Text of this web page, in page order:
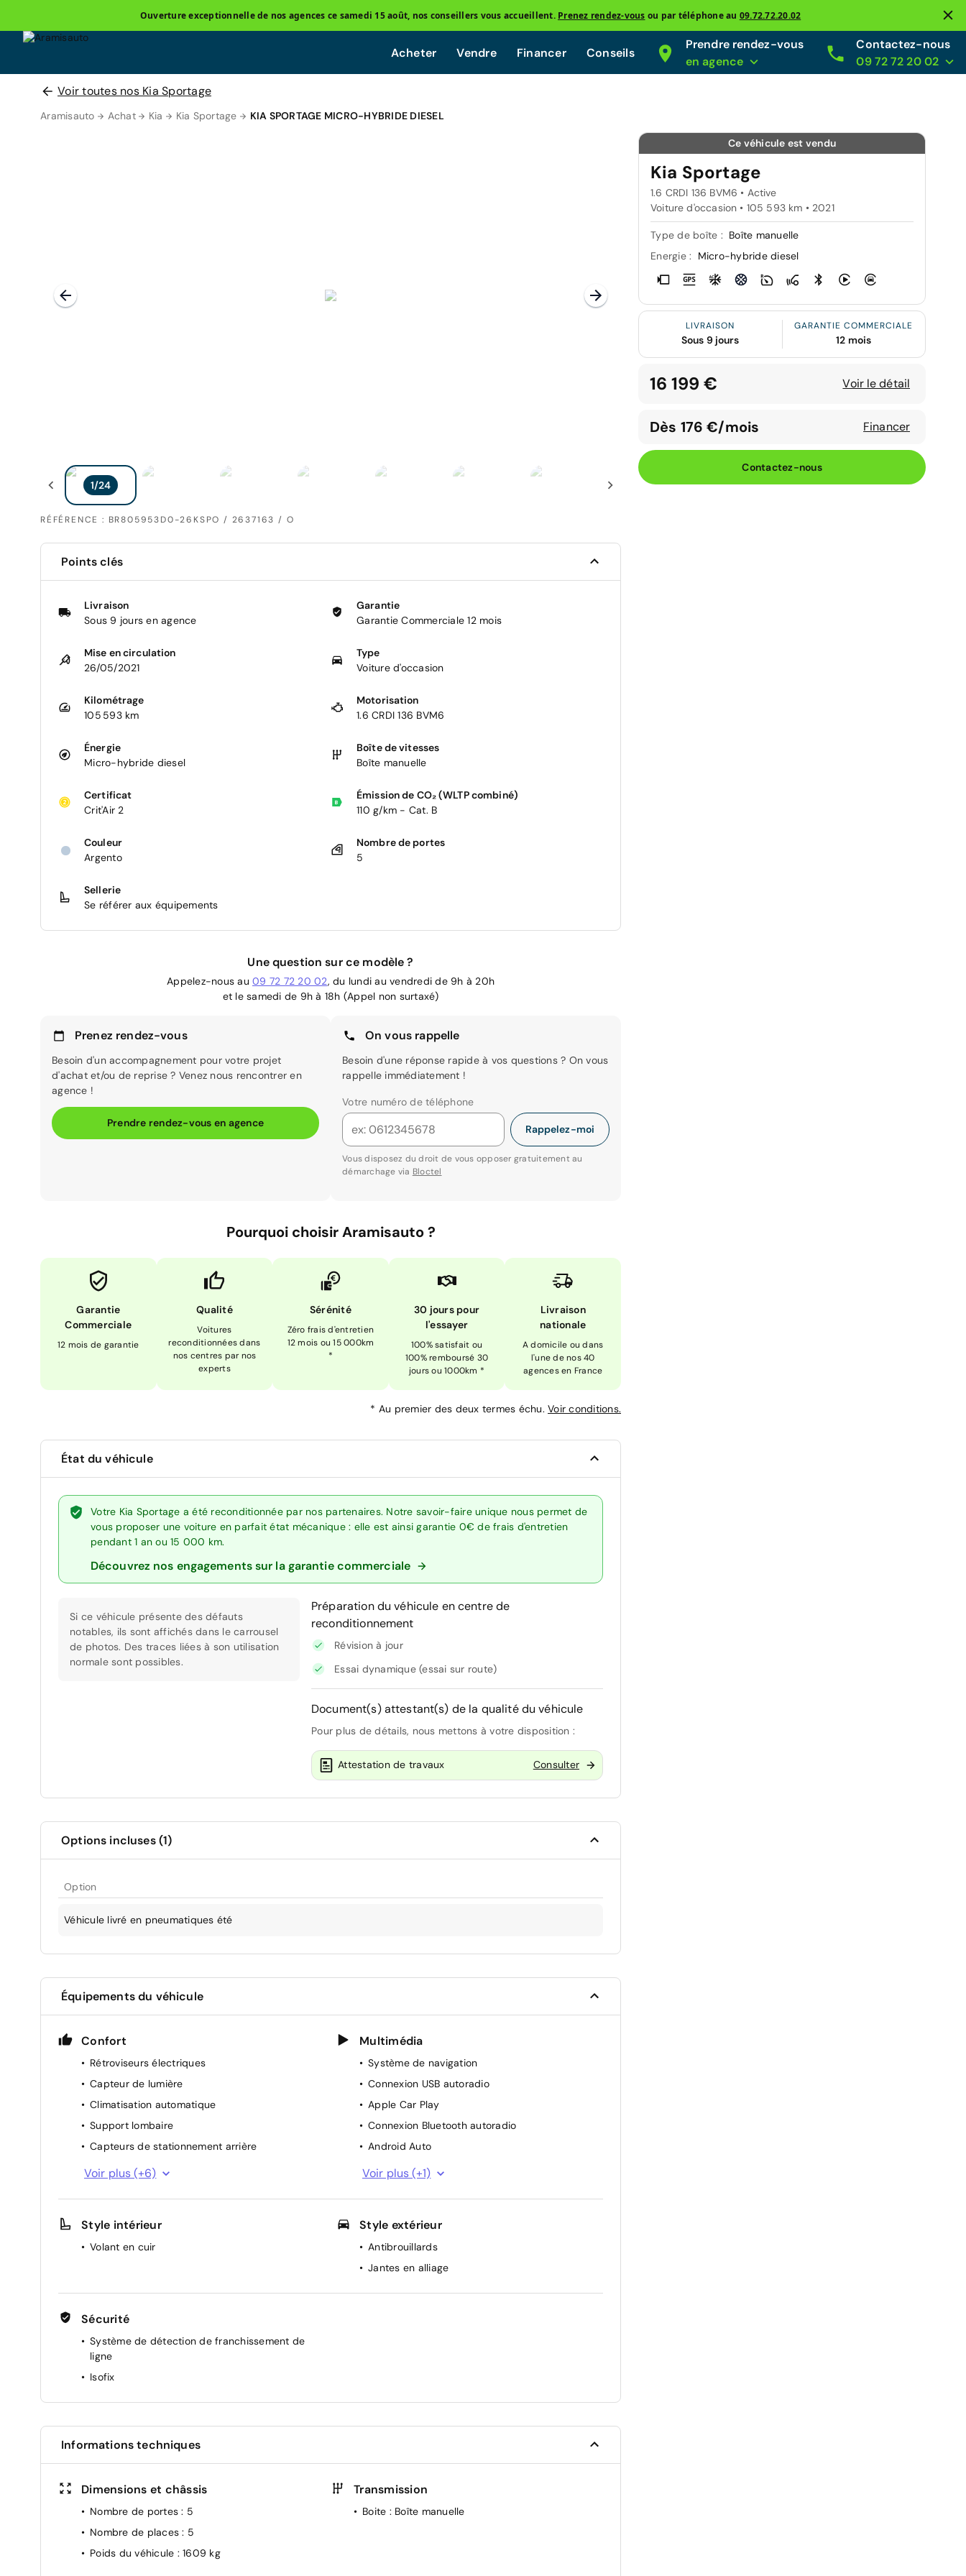
Ouverture exceptionnelle de nos agences ce samedi 15 août, nos conseillers vous accueillent. Prenez rendez-vous ou par téléphone au 09.72.72.20.02
Acheter Vendre Financer Conseils
Prendre rendez-vous
en agence
Contactez-nous
09 72 72 20 02
Voir toutes nos Kia Sportage
Aramisauto Achat Kia Kia Sportage KIA SPORTAGE MICRO-HYBRIDE DIESEL
RÉFÉRENCE : BR805953D0-26KSPO / 2637163 / O
Ce véhicule est vendu
Kia Sportage
1.6 CRDI 136 BVM6 • Active
Voiture d'occasion • 105 593 km • 2021
Type de boîte : Boîte manuelle
Energie :
Micro-hybride diesel
LIVRAISON
Sous 9 jours
GARANTIE COMMERCIALE
12 mois
16 199 € Voir le détail
Dès 176 €/mois Financer
Contactez-nous
Points clés
Livraison
Sous 9 jours en agence
Garantie
Garantie Commerciale 12 mois
Mise en circulation
26/05/2021
Type
Voiture d'occasion
Kilométrage
105 593 km
Motorisation
1.6 CRDI 136 BVM6
Énergie
Micro-hybride diesel
Boîte de vitesses
Boîte manuelle
Certificat
Crit'Air 2
Émission de CO₂ (WLTP combiné)
110 g/km - Cat. B
Couleur
Argento
Nombre de portes
5
Sellerie
Se référer aux équipements
Une question sur ce modèle ?
Appelez-nous au 09 72 72 20 02, du lundi au vendredi de 9h à 20h
et le samedi de 9h à 18h (Appel non surtaxé)
Prenez rendez-vous
Besoin d'un accompagnement pour votre projet
d'achat et/ou de reprise ? Venez nous rencontrer en
agence !
Prendre rendez-vous en agence
On vous rappelle
Besoin d'une réponse rapide à vos questions ? On vous
rappelle immédiatement !
Votre numéro de téléphone
Rappelez-moi
Vous disposez du droit de vous opposer gratuitement au
démarchage via Bloctel
Pourquoi choisir Aramisauto ?
Garantie
Commerciale
12 mois de garantie
Qualité
Voitures
reconditionnées dans
nos centres par nos
experts
Sérénité
Zéro frais d'entretien
12 mois ou 15 000km
*
30 jours pour
l'essayer
100% satisfait ou
100% remboursé 30
jours ou 1000km *
Livraison
nationale
A domicile ou dans
l'une de nos 40
agences en France
* Au premier des deux termes échu. Voir conditions.
État du véhicule
Votre Kia Sportage a été reconditionnée par nos partenaires. Notre savoir-faire unique nous permet de
vous proposer une voiture en parfait état mécanique : elle est ainsi garantie 0€ de frais d'entretien
pendant 1 an ou 15 000 km.
Découvrez nos engagements sur la garantie commerciale
Si ce véhicule présente des défauts
notables, ils sont affichés dans le carrousel
de photos. Des traces liées à son utilisation
normale sont possibles.
Préparation du véhicule en centre de
reconditionnement
Révision à jour
Essai dynamique (essai sur route)
Document(s) attestant(s) de la qualité du véhicule
Pour plus de détails, nous mettons à votre disposition :
Attestation de travaux Consulter
Options incluses (1)
Option
Véhicule livré en pneumatiques été
Équipements du véhicule
Confort
Rétroviseurs électriques
Capteur de lumière
Climatisation automatique
Support lombaire
Capteurs de stationnement arrière
Reconnaissance des panneaux de signalisation
Caméra de recul
Régulateur de vitesse passif
Voir plus (+6)
Multimédia
Système de navigation
Connexion USB autoradio
Apple Car Play
Connexion Bluetooth autoradio
Android Auto
Écran tactile
Voir plus (+1)
Style intérieur
Volant en cuir
Style extérieur
Antibrouillards
Jantes en alliage
Sécurité
Système de détection de franchissement de
ligne
Isofix
Informations techniques
Dimensions et châssis
Nombre de portes: 5
Nombre de places: 5
Poids du véhicule : 1609 kg
Transmission
Boite : Boîte manuelle